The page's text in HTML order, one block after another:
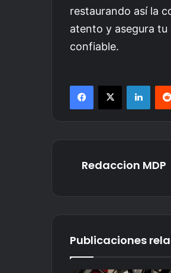
restaurando así la
atento y asegura
confiable.
Redaccion MDP
Publicaciones